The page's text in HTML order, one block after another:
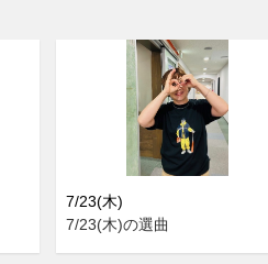
7/23(木)
7/23(木)の選曲